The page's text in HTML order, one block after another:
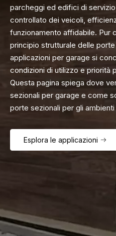
parcheggi ed edifici di
controllato dei veicoli,
funzionamento affidabile. Pur
principio strutturale delle
applicazioni per garage si
condizioni di utilizzo e priorità
Questa pagina spiega dove
sezionali per garage e come
porte sezionali per gli
Esplora le applicazioni